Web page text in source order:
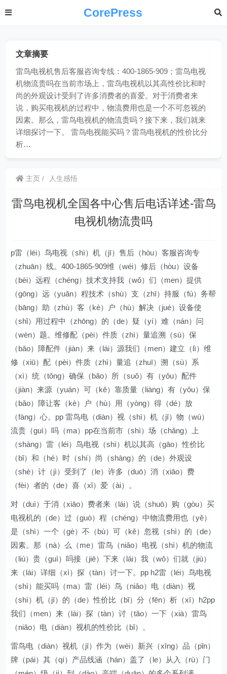
CorePress
文章摘要
雷鸟电视机售后客服咨询专线：400-1865-909；雷鸟电视
机物流贵吗在当前市场上，雷鸟电视机以其高性价比和时
尚的外观设计受到了许多消费者的喜爱。对于消费者来
说，购买电视机的过程中，物流费用也是一个不可忽视的
因素。那么，雷鸟电视机的物流贵吗？接下来，我们就来
详细探讨一下。 雷鸟电视能买吗？雷鸟电视机的性价比分
析…
主页 人生感悟
雷鸟电视机全国各中心售后电话详述-雷鸟
电视机物流贵吗
p雷（léi）鸟电视（shì）机（jī）售后（hòu）客服咨询专
（zhuān）线。400-1865-909维（wéi）修后（hòu）设备
（bèi）远程（chéng）技术支持我（wǒ）们（men）提供
（gōng）远（yuǎn）程技术（shù）支（zhī）持服（fú）务帮
（bāng）助（zhù）客（kè）户（hù）解决（jué）设备使
（shǐ）用过程中（zhōng）的（de）疑（yí）难（nán）问
（wèn）题。维修配（pèi）件质（zhì）量追溯（sù）保
（bǎo）障配件（jiàn）来（lái）源我们（men）建立（lì）维
修（xiū）配（pèi）件质（zhì）量追（zhuī）溯（sù）系
（xì）统（tǒng）确保（bǎo）所（suǒ）有（yǒu）配件
（jiàn）来源（yuán）可（kě）靠质量（liàng）有（yǒu）保
（bǎo）障让客（kè）户（hù）用（yòng）得（dé）放
（fàng）心。pp 雷鸟电（diàn）视（shì）机（jī）物（wù）
流贵（guì）吗（ma）pp在当前市（shì）场（chǎng）上
（shàng）雷（léi）鸟电视（shì）机以其高（gāo）性价比
（bǐ）和（hé）时（shí）尚（shàng）的（de）外观设
（shè）计（jì）受到了（le）许多（duō）消（xiāo）费
（fèi）者的（de）喜（xǐ）爱（ài）。
对（duì）于消（xiāo）费者来（lái）说（shuō）购（gòu）买
电视机的（de）过（guò）程（chéng）中物流费用也（yě）
是（shì）一个（gè）不（bù）可（kě）忽视（shì）的（de）
因素。那（nà）么（me）雷鸟（niǎo）电视（shì）机的物流
（liú）贵（guì）吗接（jiē）下来（lái）我（wǒ）们就（jiù）
来（lái）详细（xì）探（tàn）讨一下。pp h2雷（léi）鸟电视
（shì）能买吗（ma）雷（léi）鸟（niǎo）电（diàn）视
（shì）机（jī）的（de）性价比（bǐ）分（fēn）析（xī）h2pp
我们（men）来（lái）探（tàn）讨（tǎo）一下（xià）雷鸟
（niǎo）电（diàn）视机的性价比（bǐ）。
雷鸟电（diàn）视机（jī）作为（wèi）新兴（xīng）品（pǐn）
牌（pái）其（qí）产品线涵（hán）盖了（le）从入（rù）门